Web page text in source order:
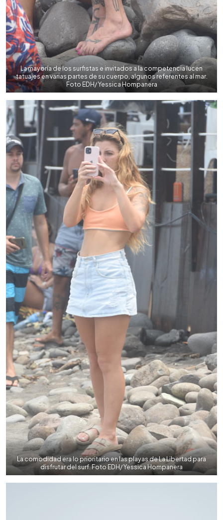
La mayoría de los surfistas e invitados a la competencia lucen
tatuajes en varias partes de su cuerpo, algunos referentes al mar.
Foto EDH/ Yessica Hompanera
La comodidad era lo prioritario en las playas de La Libertad para
disfrutar del surf. Foto EDH/ Yessica Hompanera